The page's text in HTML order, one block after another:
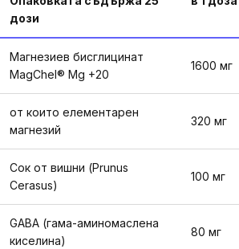
дози
Магнезиев бисглицинат
MagChel® Mg +20
1600 мг
от които елементарен
магнезий
320 мг
Сок от вишни (Prunus
Cerasus)
100 мг
GABA (гама-аминомаслена
киселина)
80 мг